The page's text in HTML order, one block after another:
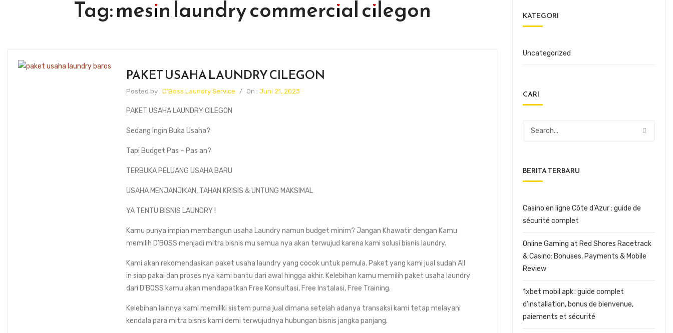
Tag:mesin laundry commercial cilegon
PAKET USAHA LAUNDRY CILEGON
Posted by : D'Boss Laundry Service / On : Juni 21, 2023
PAKET USAHA LAUNDRY CILEGON
Sedang Ingin Buka Usaha?
Tapi Budget Pas – Pas an?
TERBUKA PELUANG USAHA BARU
USAHA MENJANJIKAN, TAHAN KRISIS & UNTUNG MAKSIMAL
YA TENTU BISNIS LAUNDRY !
Kamu punya impian membangun usaha Laundry namun budget minim? Jangan Khawatir dengan Kamu
memilih D’BOSS menjadi mitra bisnis mu semua nya akan terwujud karena kami solusi bisnis laundry.
Kami akan rekomendasikan paket usaha laundry yang cocok untuk pemula. Paket yang kami jual sudah All
in siap pakai dan proses nya kami bantu dari awal hingga akhir. Kelebihan kamu memilih paket usaha laundry
dari D’BOSS kamu akan mendapatkan Free Konsultasi, Free Instalasi, Free Training.
Kelebihan lainnya kami memiliki sistem purna jual dimana setelah adanya transaksi kami tetap melayani
kendala para mitra bisnis kami demi terwujudnya hubungan bisnis jangka panjang.
KATEGORI
Uncategorized
CARI
BERITA TERBARU
Casino en ligne Côte d’Azur : guide de
sécurité complet
Online Gaming at Red Shores Racetrack
& Casino: Bonuses, Payments & Mobile
Review
1xbet mobil apk : guide complet
d’installation, bonus de bienvenue,
paiements et sécurité